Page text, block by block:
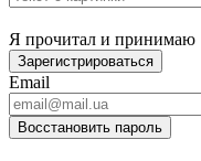
Я прочитал и принимаю
Зарегистрироваться
Email
Восстановить пароль